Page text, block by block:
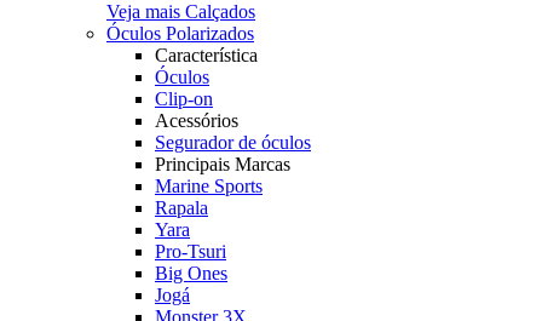
Veja mais Calçados
Óculos Polarizados
Característica
Óculos
Clip-on
Acessórios
Segurador de óculos
Principais Marcas
Marine Sports
Rapala
Yara
Pro-Tsuri
Big Ones
Jogá
Monster 3X